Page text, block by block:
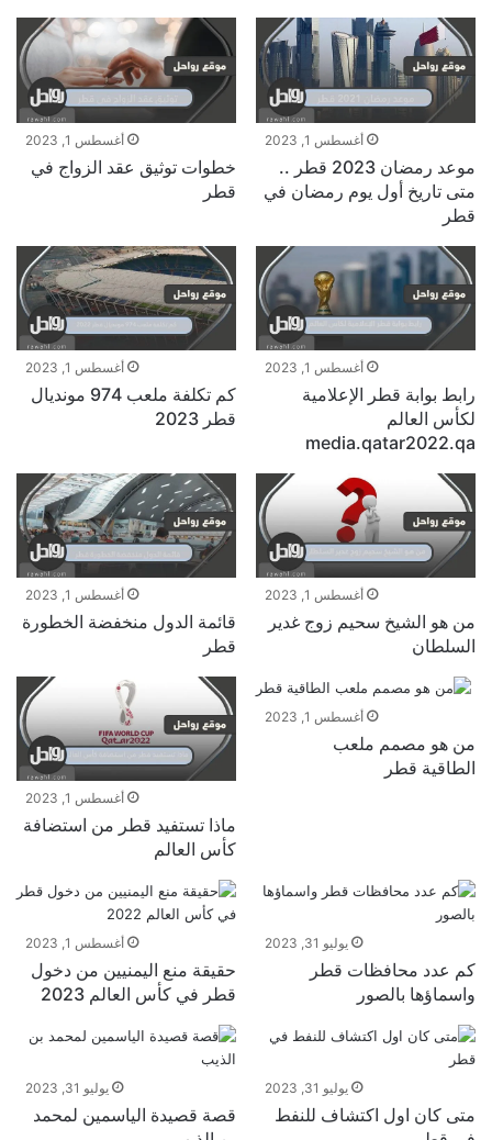
أغسطس 1, 2023
خطوات توثيق عقد الزواج في
قطر
أغسطس 1, 2023
موعد رمضان 2023 قطر ..
متى تاريخ أول يوم رمضان في
قطر
أغسطس 1, 2023
كم تكلفة ملعب 974 مونديال
قطر 2023
أغسطس 1, 2023
رابط بوابة قطر الإعلامية
لكأس العالم
media.qatar2022.qa
أغسطس 1, 2023
قائمة الدول منخفضة الخطورة
قطر
أغسطس 1, 2023
من هو الشيخ سحيم زوج غدير
السلطان
أغسطس 1, 2023
ماذا تستفيد قطر من استضافة
كأس العالم
أغسطس 1, 2023
من هو مصمم ملعب
الطاقية قطر
أغسطس 1, 2023
حقيقة منع اليمنيين من دخول
قطر في كأس العالم 2023
يوليو 31, 2023
كم عدد محافظات قطر
واسماؤها بالصور
يوليو 31, 2023
قصة قصيدة الياسمين لمحمد
يوليو 31, 2023
متى كان اول اكتشاف للنفط